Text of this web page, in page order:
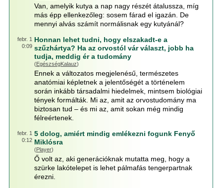
Van, amelyik kutya a nap nagy részét átalussza, míg
más épp ellenkezőleg: sosem fárad el igazán. De
mennyi alvás számít normálisnak egy kutyánál?
febr. 1
0:09
Honnan lehet tudni, hogy elszakadt-e a
szűzhártya? Ha az orvostól vár választ, jobb ha
tudja, meddig ér a tudomány
(EgészségKalauz)
Ennek a változatos megjelenésű, természetes
anatómiai képletnek a jelentőségét a történelem
során inkább társadalmi hiedelmek, mintsem biológiai
tények formálták. Mi az, amit az orvostudomány ma
biztosan tud – és mi az, amit sokan még mindig
félreértenek.
febr. 1
0:12
5 dolog, amiért mindig emlékezni fogunk Fenyő
Miklósra
(Player)
Ő volt az, aki generációknak mutatta meg, hogy a
szürke lakótelepet is lehet pálmafás tengerpartnak
érezni.